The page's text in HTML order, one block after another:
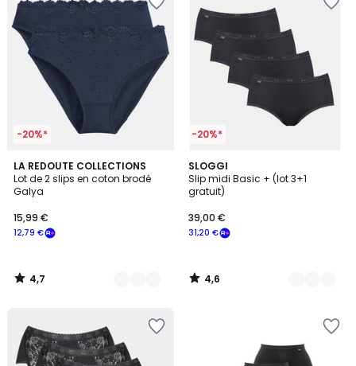
-20%*
LA REDOUTE COLLECTIONS
Lot de 2 slips en coton brodé
Galya
12,79 €
15,99 €
4,7
/ 5
4
Couleurs
4,7
/
-20%*
SLOGGI
Slip midi Basic + (lot 3+1
gratuit)
31,20 €
39,00 €
4,6
/ 5
3
Couleurs
4,6
/